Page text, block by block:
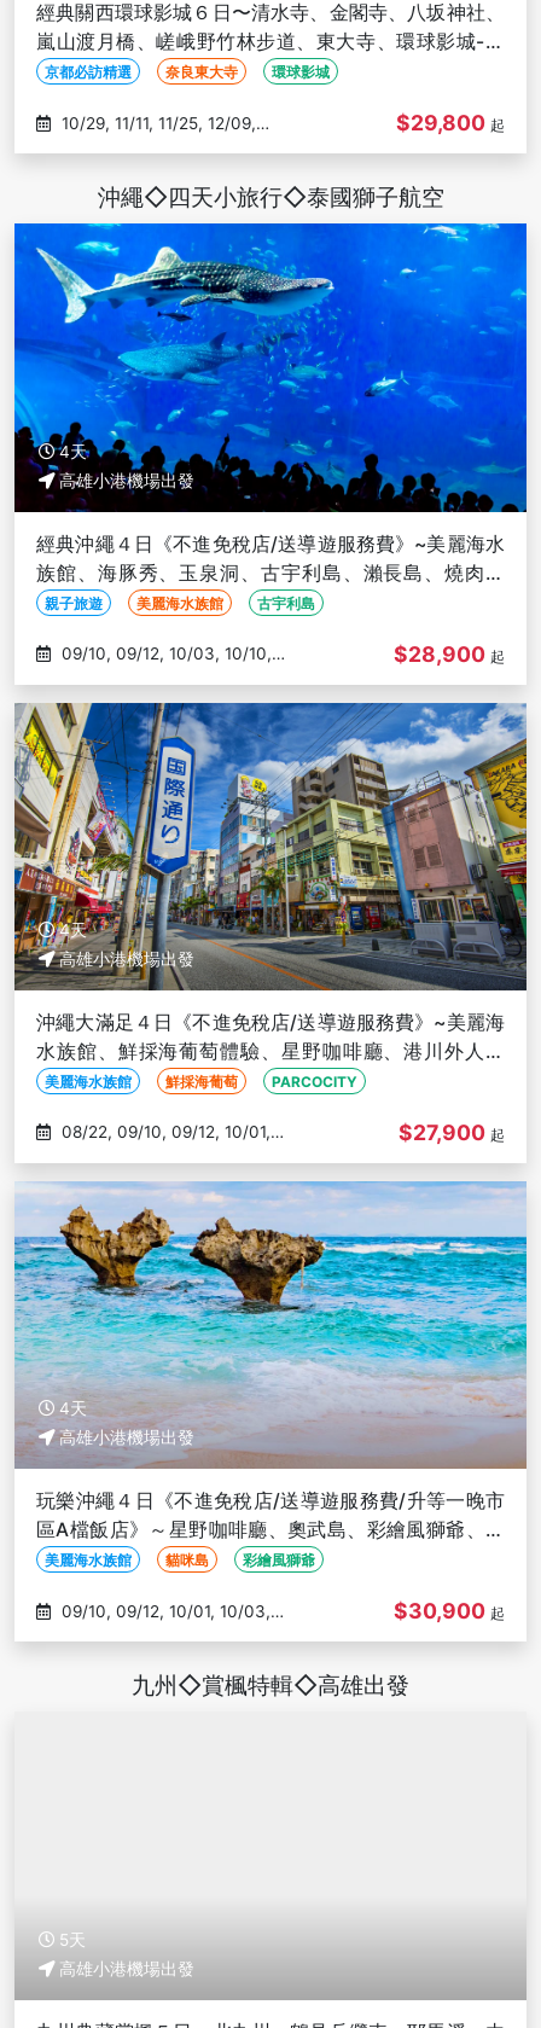
經典關西環球影城６日〜清水寺、金閣寺、八坂神社、
嵐山渡月橋、嵯峨野竹林步道、東大寺、環球影城-高
雄往返
京都必訪精選 奈良東大寺 環球影城
12/16
$29,800 起
沖繩◇四天小旅行◇泰國獅子航空
4天
高雄小港機場出發
經典沖繩４日《不進免稅店/送導遊服務費》~美麗海水
族館、海豚秀、玉泉洞、古宇利島、瀨長島、燒肉放
題-高雄出發
親子旅遊 美麗海水族館 古宇利島
10/15
$28,900 起
4天
高雄小港機場出發
沖繩大滿足４日《不進免稅店/送導遊服務費》~美麗海
水族館、鮮採海葡萄體驗、星野咖啡廳、港川外人住
宅、燒肉放題-高雄出發
美麗海水族館 鮮採海葡萄 PARCOCITY
10/03
$27,900 起
4天
高雄小港機場出發
玩樂沖繩４日《不進免稅店/送導遊服務費/升等一晚市
區A檔飯店》～星野咖啡廳、奧武島、彩繪風獅爺、美
麗海水族館-高雄出發
美麗海水族館 貓咪島 彩繪風獅爺
10/17
$30,900 起
九州◇賞楓特輯◇高雄出發
5天
高雄小港機場出發